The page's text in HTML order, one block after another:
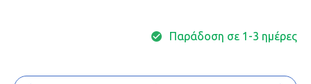
Παράδοση σε 1-3 ημέρες